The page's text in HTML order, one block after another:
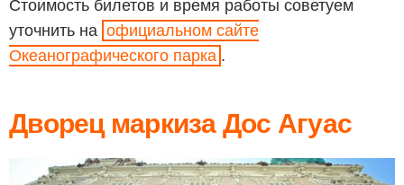
Стоимость билетов и время работы советуем
уточнить на официальном сайте
Океанографического парка .
Дворец маркиза Дос Агуас